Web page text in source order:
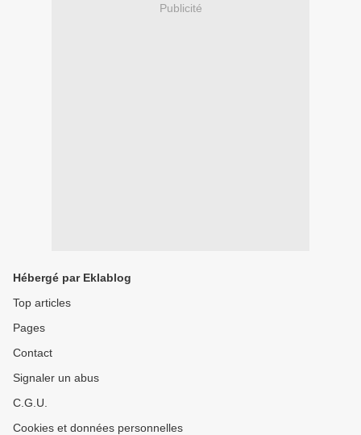
Publicité
Hébergé par Eklablog
Top articles
Pages
Contact
Signaler un abus
C.G.U.
Cookies et données personnelles